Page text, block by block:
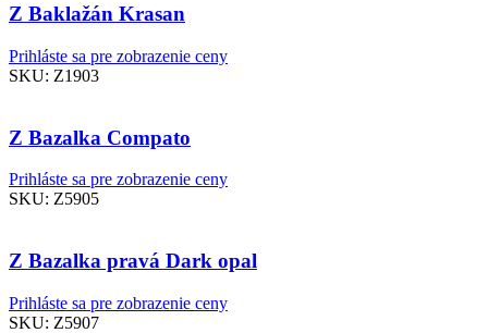
Z Baklažán Krasan
Prihláste sa pre zobrazenie ceny
SKU: Z1903
Z Bazalka Compato
Prihláste sa pre zobrazenie ceny
SKU: Z5905
Z Bazalka pravá Dark opal
Prihláste sa pre zobrazenie ceny
SKU: Z5907